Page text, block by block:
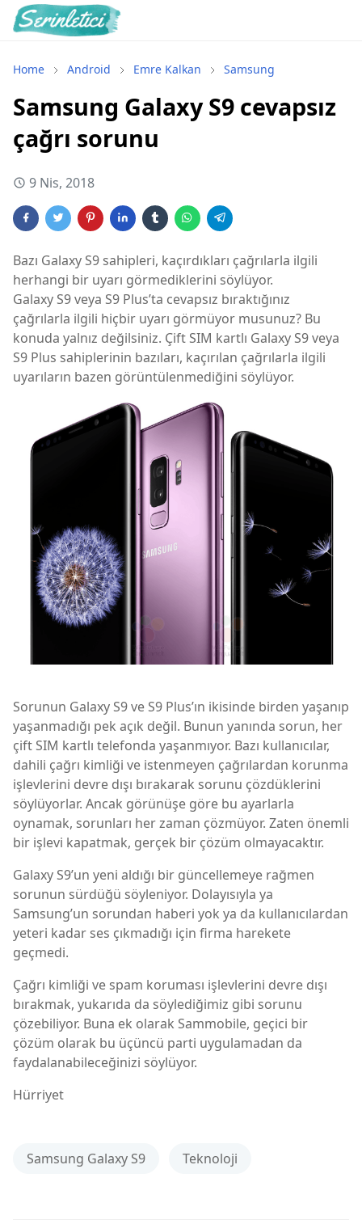
Home Android Emre Kalkan Samsung
Samsung Galaxy S9 cevapsız
çağrı sorunu
9 Nis, 2018
Bazı Galaxy S9 sahipleri, kaçırdıkları çağrılarla ilgili
herhangi bir uyarı görmediklerini söylüyor.
Galaxy S9 veya S9 Plus’ta cevapsız bıraktığınız
çağrılarla ilgili hiçbir uyarı görmüyor musunuz? Bu
konuda yalnız değilsiniz. Çift SIM kartlı Galaxy S9 veya
S9 Plus sahiplerinin bazıları, kaçırılan çağrılarla ilgili
uyarıların bazen görüntülenmediğini söylüyor.
Sorunun Galaxy S9 ve S9 Plus’ın ikisinde birden yaşanıp
yaşanmadığı pek açık değil. Bunun yanında sorun, her
çift SIM kartlı telefonda yaşanmıyor. Bazı kullanıcılar,
dahili çağrı kimliği ve istenmeyen çağrılardan korunma
işlevlerini devre dışı bırakarak sorunu çözdüklerini
söylüyorlar. Ancak görünüşe göre bu ayarlarla
oynamak, sorunları her zaman çözmüyor. Zaten önemli
bir işlevi kapatmak, gerçek bir çözüm olmayacaktır.
Galaxy S9’un yeni aldığı bir güncellemeye rağmen
sorunun sürdüğü söyleniyor. Dolayısıyla ya
Samsung’un sorundan haberi yok ya da kullanıcılardan
yeteri kadar ses çıkmadığı için firma harekete
geçmedi.
Çağrı kimliği ve spam koruması işlevlerini devre dışı
bırakmak, yukarıda da söylediğimiz gibi sorunu
çözebiliyor. Buna ek olarak Sammobile, geçici bir
çözüm olarak bu üçüncü parti uygulamadan da
faydalanabileceğinizi söylüyor.
Hürriyet
Samsung Galaxy S9 Teknoloji